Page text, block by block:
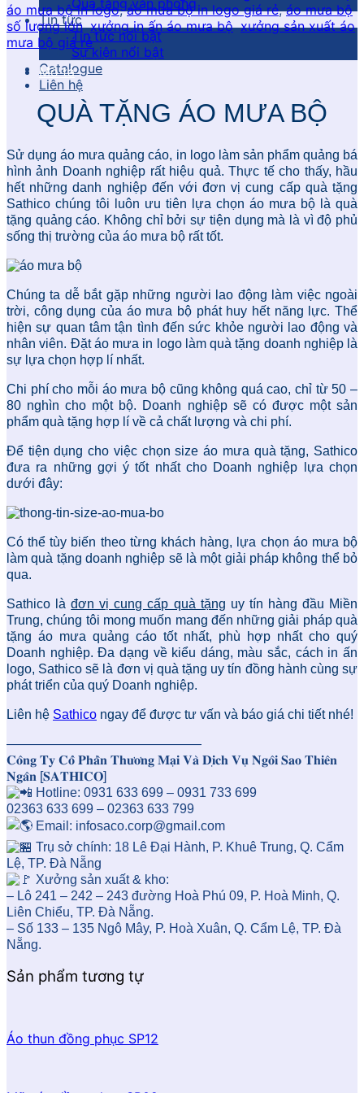
Quà tặng văn phòng
Tin tức
Tin tức nổi bật
Sự kiện nổi bật
Catalogue
Liên hệ
áo mưa bộ in logo,áo mưa bộ in logo giá rẻ,áo mưa bộ
số lượng lớn,xưởng in ấn áo mưa bộ,xưởng sản xuất áo
mưa bộ giá rẻ
Mô tả
QUÀ TẶNG ÁO MƯA BỘ
Sử dụng áo mưa quảng cáo, in logo làm sản phẩm quảng bá
hình ảnh Doanh nghiệp rất hiệu quả. Thực tế cho thấy, hầu
hết những danh nghiệp đến với đơn vị cung cấp quà tặng
Sathico chúng tôi luôn ưu tiên lựa chọn áo mưa bộ là quà
tặng quảng cáo. Không chỉ bởi sự tiện dụng mà là vì độ phủ
sống thị trường của áo mưa bộ rất tốt.
Chúng ta dễ bắt gặp những người lao động làm việc ngoài
trời, công dụng của áo mưa bộ phát huy hết năng lực. Thể
hiện sự quan tâm tận tình đến sức khỏe người lao động và
nhân viên. Đặt áo mưa in logo làm quà tặng doanh nghiệp là
sự lựa chọn hợp lí nhất.
Chi phí cho mỗi áo mưa bộ cũng không quá cao, chỉ từ 50 –
80 nghìn cho một bộ. Doanh nghiệp sẽ có được một sản
phẩm quà tặng hợp lí về cả chất lượng và chi phí.
Để tiện dụng cho việc chọn size áo mưa quà tặng, Sathico
đưa ra những gợi ý tốt nhất cho Doanh nghiệp lựa chọn
dưới đây:
Có thể tùy biến theo từng khách hàng, lựa chọn áo mưa bộ
làm quà tặng doanh nghiệp sẽ là một giải pháp không thể bỏ
qua.
Sathico làđơn vị cung cấp quà tặng uy tín hàng đầu Miền
Trung, chúng tôi mong muốn mang đến những giải pháp quà
tặng áo mưa quảng cáo tốt nhất, phù hợp nhất cho quý
Doanh nghiệp. Đa dạng về kiểu dáng, màu sắc, cách in ấn
logo, Sathico sẽ là đơn vị quà tặng uy tín đồng hành cùng sự
phát triển của quý Doanh nghiệp.
Liên hệ Sathico ngay để được tư vấn và báo giá chi tiết nhé!
———————————————
𝐂𝐨̂𝐧𝐠 𝐓𝐲 𝐂𝐨̂̉ 𝐏𝐡𝐚̂̀𝐧 𝐓𝐡𝐮̛𝐨̛𝐧𝐠 𝐌𝐚̣𝐢 𝐕𝐚̀ 𝐃𝐢̣𝐜𝐡 𝐕𝐮̣ 𝐍𝐠𝐨̂𝐢 𝐒𝐚𝐨 𝐓𝐡𝐢𝐞̂𝐧
𝐍𝐠𝐚̂𝐧 [𝐒𝐀𝐓𝐇𝐈𝐂𝐎]
Hotline: 0931 633 699 – 0931 733 699
02363 633 699 – 02363 633 799
Email: infosaco.corp@gmail.com
Trụ sở chính: 18 Lê Đại Hành, P. Khuê Trung, Q. Cẩm
Lệ, TP. Đà Nẵng
Xưởng sản xuất & kho:
– Lô 241 – 242 – 243 đường Hoà Phú 09, P. Hoà Minh, Q.
Liên Chiểu, TP. Đà Nẵng.
– Số 133 – 135 Ngô Mây, P. Hoà Xuân, Q. Cẩm Lệ, TP. Đà
Nẵng.
Sản phẩm tương tự
Áo thun đồng phục SP12